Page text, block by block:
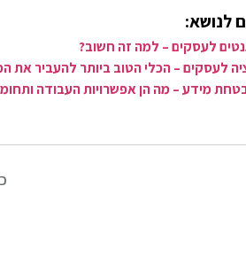
לנושא:
לעסקים – למה זה חשוב?
לעסקים – הכלי הטוב ביותר להעביר את
מידע – מה הן אפשרויות העבודה